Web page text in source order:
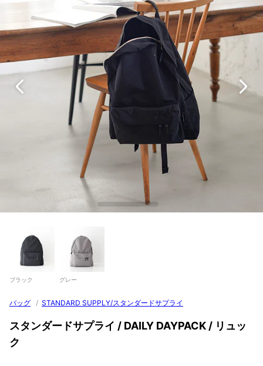
ブラック グレー
バッグ / STANDARD SUPPLY/スタンダードサプライ
スタンダードサプライ / DAILY DAYPACK / リュッ
ク